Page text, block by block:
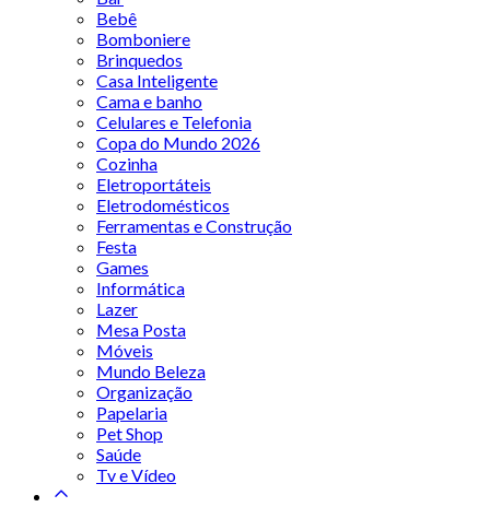
Bebê
Bomboniere
Brinquedos
Casa Inteligente
Cama e banho
Celulares e Telefonia
Copa do Mundo 2026
Cozinha
Eletroportáteis
Eletrodomésticos
Ferramentas e Construção
Festa
Games
Informática
Lazer
Mesa Posta
Móveis
Mundo Beleza
Organização
Papelaria
Pet Shop
Saúde
Tv e Vídeo